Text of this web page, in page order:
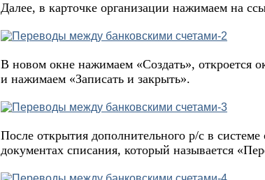
Далее, в карточке организации нажимаем на
В новом окне нажимаем «Создать», откроется
и нажимаем «Записать и закрыть».
После открытия дополнительного р/с в
документах списания, который называется